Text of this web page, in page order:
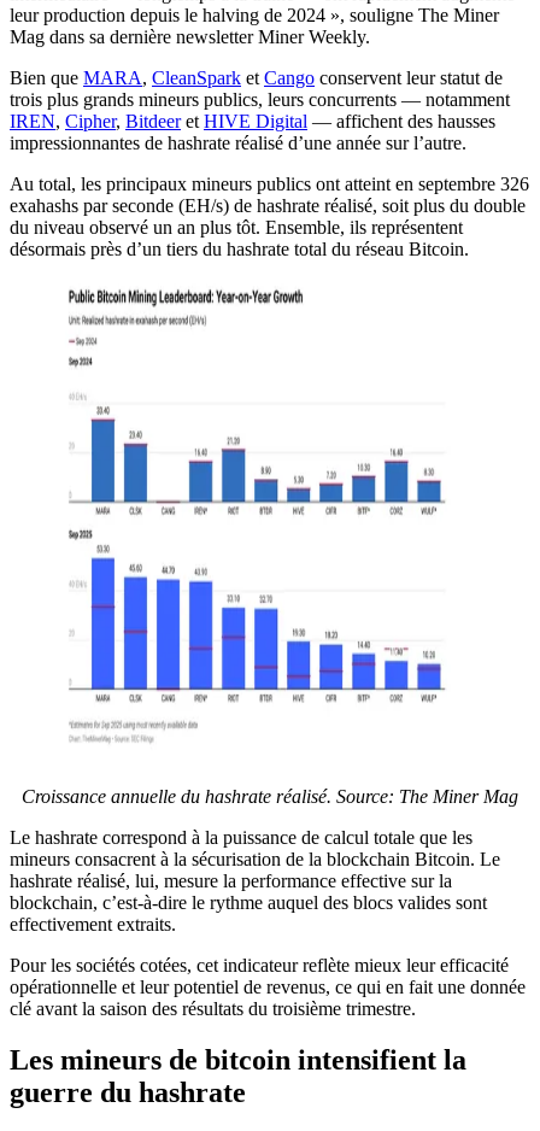
leur production depuis le halving de 2024 », souligne The Miner
Mag dans sa dernière newsletter Miner Weekly.
Bien que MARA, CleanSpark et Cango conservent leur statut de
trois plus grands mineurs publics, leurs concurrents — notamment
IREN, Cipher, Bitdeeret HIVE Digital — affichent des hausses
impressionnantes de hashrate réalisé d’une année sur l’autre.
Au total, les principaux mineurs publics ont atteint en septembre 326
exahashs par seconde (EH/s) de hashrate réalisé, soit plus du double
du niveau observé un an plus tôt. Ensemble, ils représentent
désormais près d’un tiers du hashrate total du réseau Bitcoin.
Croissance annuelle du hashrate réalisé. Source: The Miner Mag
Le hashrate correspond à la puissance de calcul totale que les
mineurs consacrent à la sécurisation de la blockchain Bitcoin. Le
hashrate réalisé, lui, mesure la performance effective sur la
blockchain, c’est-à-dire le rythme auquel des blocs valides sont
effectivement extraits.
Pour les sociétés cotées, cet indicateur reflète mieux leur efficacité
opérationnelle et leur potentiel de revenus, ce qui en fait une donnée
clé avant la saison des résultats du troisième trimestre.
Les mineurs de bitcoin intensifient la
guerre du hashrate